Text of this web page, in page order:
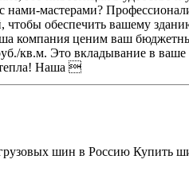
с нами-мастерами?
чтобы обеспечить вашему
компания ценим ваш
кв.м. Это вкладывание в
тепла! Наша 
шин в Россию Купить